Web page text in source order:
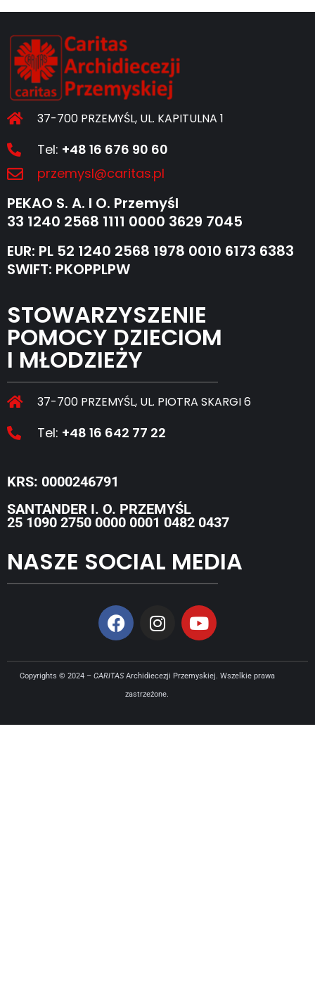
37-700 PRZEMYŚL, UL. KAPITULNA 1
Tel: +48 16 676 90 60
przemysl@caritas.pl
PEKAO S. A. I O. Przemyśl
33 1240 2568 1111 0000 3629 7045
EUR: PL 52 1240 2568 1978 0010 6173 6383
SWIFT: PKOPPLPW
STOWARZYSZENIE
POMOCY DZIECIOM
I MŁODZIEŻY
37-700 PRZEMYŚL, UL. PIOTRA SKARGI 6
Tel: +48 16 642 77 22
KRS: 0000246791
SANTANDER I. O. PRZEMYŚL
25 1090 2750 0000 0001 0482 0437
NASZE SOCIAL MEDIA
Copyrights © 2024 – CARITASArchidiecezji Przemyskiej. Wszelkie prawa
zastrzeżone.